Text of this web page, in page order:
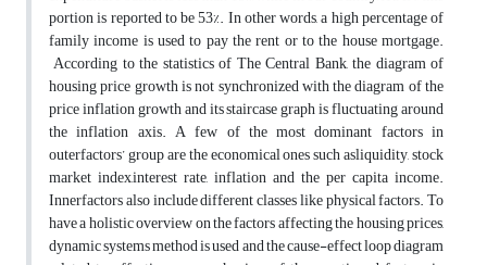
portion is reported to be 53%. In other words, a high percentage of
family income is used to pay the rent or to the house mortgage.
According to the statistics of The Central Bank, the diagram of
housing price growth is not synchronized with the diagram of the
price inflation growth and its staircase graph is fluctuating around
the inflation axis. A few of the most dominant factors in
outerfactors’ group are the economical ones such asliquidity, stock
market index,interest rate, inflation and the per capita income.
Innerfactors also include different classes like physical factors. To
have a holistic overview on the factors affecting the housing prices,
dynamic systems method is used and the cause-effect loop diagram